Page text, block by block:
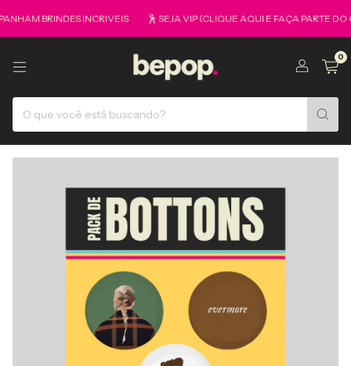
BRINDES INCRIVEIS 🕺 SEJA VIP (CLIQUE AQUI E FAÇA PARTE DO
0